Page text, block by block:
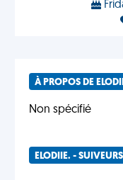
À PROPOS DE
Non spécifié
ELODIIE. - SUIVEURS